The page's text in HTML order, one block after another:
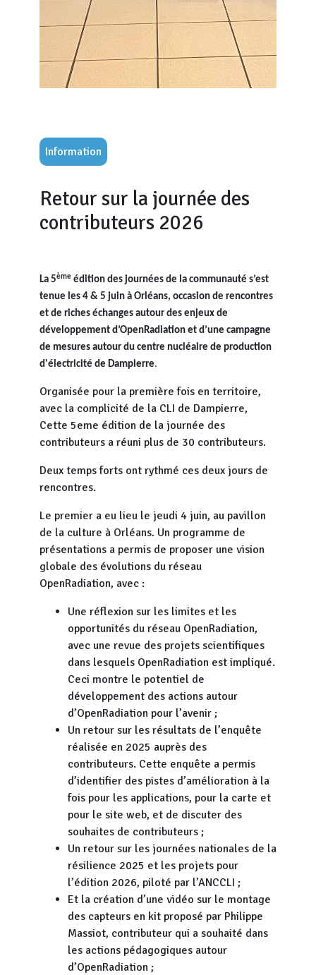
Information
Retour sur la journée des
contributeurs 2026
La 5ème édition des journées de la communauté s’est
tenue les 4 & 5 juin à Orléans, occasion de rencontres
et de riches échanges autour des enjeux de
développement d’OpenRadiation et d’une campagne
de mesures autour du centre nucléaire de production
d'électricité de Dampierre.
Organisée pour la première fois en territoire,
avec la complicité de la CLI de Dampierre,
Cette 5eme édition de la journée des
contributeurs a réuni plus de 30 contributeurs.
Deux temps forts ont rythmé ces deux jours de
rencontres.
Le premier a eu lieu le jeudi 4 juin, au pavillon
de la culture à Orléans. Un programme de
présentations a permis de proposer une vision
globale des évolutions du réseau
OpenRadiation, avec :
Une réflexion sur les limites et les
opportunités du réseau OpenRadiation,
avec une revue des projets scientifiques
dans lesquels OpenRadiation est impliqué.
Ceci montre le potentiel de
développement des actions autour
d’OpenRadiation pour l’avenir ;
Un retour sur les résultats de l’enquête
réalisée en 2025 auprès des
contributeurs. Cette enquête a permis
d’identifier des pistes d’amélioration à la
fois pour les applications, pour la carte et
pour le site web, et de discuter des
souhaites de contributeurs ;
Un retour sur les journées nationales de la
résilience 2025 et les projets pour
l’édition 2026, piloté par l’ANCCLI ;
Et la création d’une vidéo sur le montage
des capteurs en kit proposé par Philippe
Massiot, contributeur qui a souhaité dans
les actions pédagogiques autour
d’OpenRadiation ;